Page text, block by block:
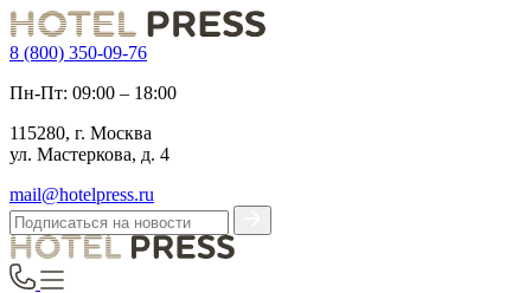
8 (800) 350-09-76
Пн-Пт: 09:00 – 18:00
115280, г. Москва
ул. Мастеркова, д. 4
mail@hotelpress.ru